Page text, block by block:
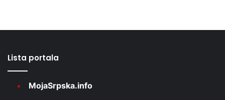
Lista portala
MojaSrpska.info